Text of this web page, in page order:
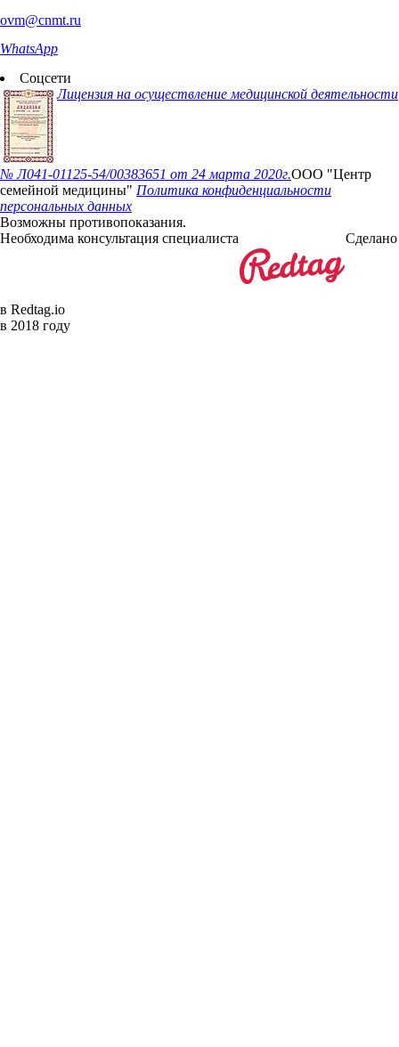
ovm@cnmt.ru
WhatsApp
Соцсети
Лицензия на осуществление медицинской деятельности
№ Л041-01125-54/00383651 от 24 марта 2020г.ООО "Центр
семейной медицины" Политика конфиденциальности
персональных данных
Возможны противопоказания.
Необходима консультация специалиста
Сделано
в Redtag.io
в 2018 году